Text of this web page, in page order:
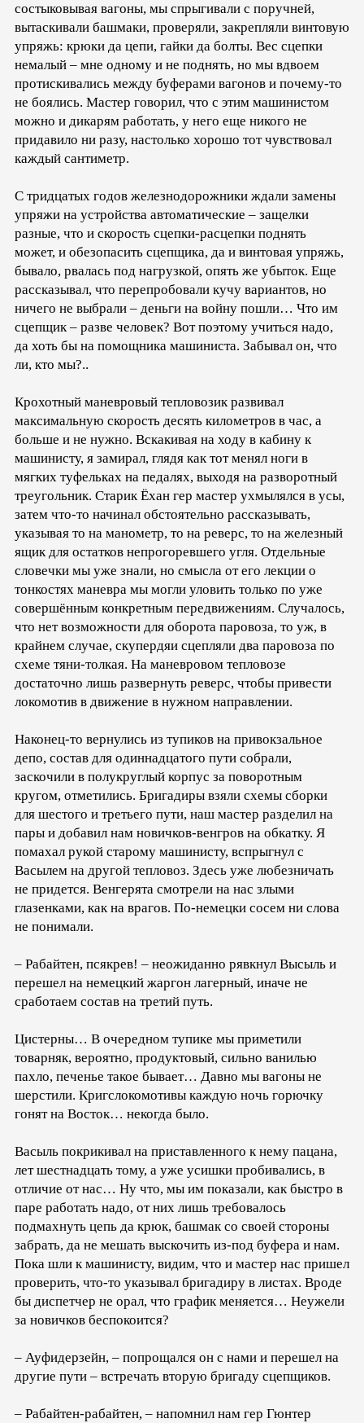
состыковывая вагоны, мы спрыгивали с поручней,
вытаскивали башмаки, проверяли, закрепляли винтовую
упряжь: крюки да цепи, гайки да болты. Вес сцепки
немалый – мне одному и не поднять, но мы вдвоем
протискивались между буферами вагонов и почему-то
не боялись. Мастер говорил, что с этим машинистом
можно и дикарям работать, у него еще никого не
придавило ни разу, настолько хорошо тот чувствовал
каждый сантиметр.
С тридцатых годов железнодорожники ждали замены
упряжи на устройства автоматические – защелки
разные, что и скорость сцепки-расцепки поднять
может, и обезопасить сцепщика, да и винтовая упряжь,
бывало, рвалась под нагрузкой, опять же убыток. Еще
рассказывал, что перепробовали кучу вариантов, но
ничего не выбрали – деньги на войну пошли… Что им
сцепщик – разве человек? Вот поэтому учиться надо,
да хоть бы на помощника машиниста. Забывал он, что
ли, кто мы?..
Крохотный маневровый тепловозик развивал
максимальную скорость десять километров в час, а
больше и не нужно. Вскакивая на ходу в кабину к
машинисту, я замирал, глядя как тот менял ноги в
мягких туфельках на педалях, выходя на разворотный
треугольник. Старик Ёхан гер мастер ухмылялся в усы,
затем что-то начинал обстоятельно рассказывать,
указывая то на манометр, то на реверс, то на железный
ящик для остатков непрогоревшего угля. Отдельные
словечки мы уже знали, но смысла от его лекции о
тонкостях маневра мы могли уловить только по уже
совершённым конкретным передвижениям. Случалось,
что нет возможности для оборота паровоза, то уж, в
крайнем случае, скупердяи сцепляли два паровоза по
схеме тяни-толкая. На маневровом тепловозе
достаточно лишь развернуть реверс, чтобы привести
локомотив в движение в нужном направлении.
Наконец-то вернулись из тупиков на привокзальное
депо, состав для одиннадцатого пути собрали,
заскочили в полукруглый корпус за поворотным
кругом, отметились. Бригадиры взяли схемы сборки
для шестого и третьего пути, наш мастер разделил на
пары и добавил нам новичков-венгров на обкатку. Я
помахал рукой старому машинисту, вспрыгнул с
Васылем на другой тепловоз. Здесь уже любезничать
не придется. Венгерята смотрели на нас злыми
глазенками, как на врагов. По-немецки сосем ни слова
не понимали.
– Рабайтен, псякрев! – неожиданно рявкнул Высыль и
перешел на немецкий жаргон лагерный, иначе не
сработаем состав на третий путь.
Цистерны… В очередном тупике мы приметили
товарняк, вероятно, продуктовый, сильно ванилью
пахло, печенье такое бывает… Давно мы вагоны не
шерстили. Кригслокомотивы каждую ночь горючку
гонят на Восток… некогда было.
Васыль покрикивал на приставленного к нему пацана,
лет шестнадцать тому, а уже усишки пробивались, в
отличие от нас… Ну что, мы им показали, как быстро в
паре работать надо, от них лишь требовалось
подмахнуть цепь да крюк, башмак со своей стороны
забрать, да не мешать выскочить из-под буфера и нам.
Пока шли к машинисту, видим, что и мастер нас пришел
проверить, что-то указывал бригадиру в листах. Вроде
бы диспетчер не орал, что график меняется… Неужели
за новичков беспокоится?
– Ауфидерзейн, – попрощался он с нами и перешел на
другие пути – встречать вторую бригаду сцепщиков.
– Рабайтен-рабайтен, – напомнил нам гер Гюнтер